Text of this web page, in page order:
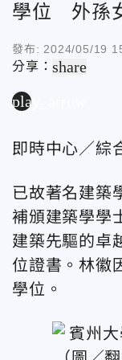
學位 外孫
發布: 2024/05/19
分享：share
play_arrow
即時中心／綜
已故著名建築
補頒建築學學
建築先驅的卓
位證書。林徽
學位。